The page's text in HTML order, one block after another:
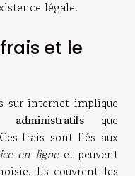
légale.
et le
sur internet implique
administratifs que
frais sont liés aux
en ligneet peuvent
Ils couvrent les